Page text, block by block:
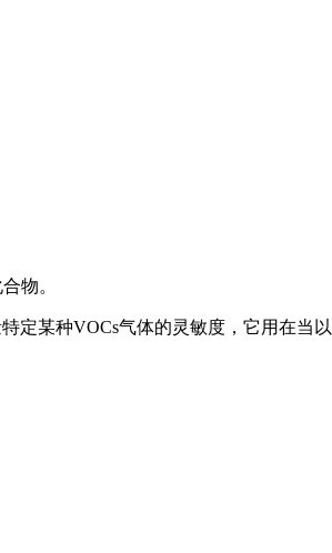
物。
定某种VOCs气体的灵敏度，它用在当